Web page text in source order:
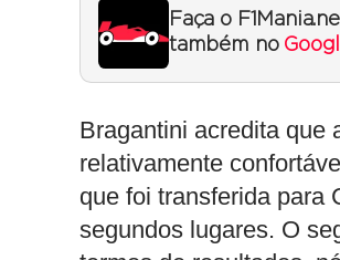
Faça o
também no
Bragantini acredita que
relativamente
que foi transferida para
segundos lugares. O